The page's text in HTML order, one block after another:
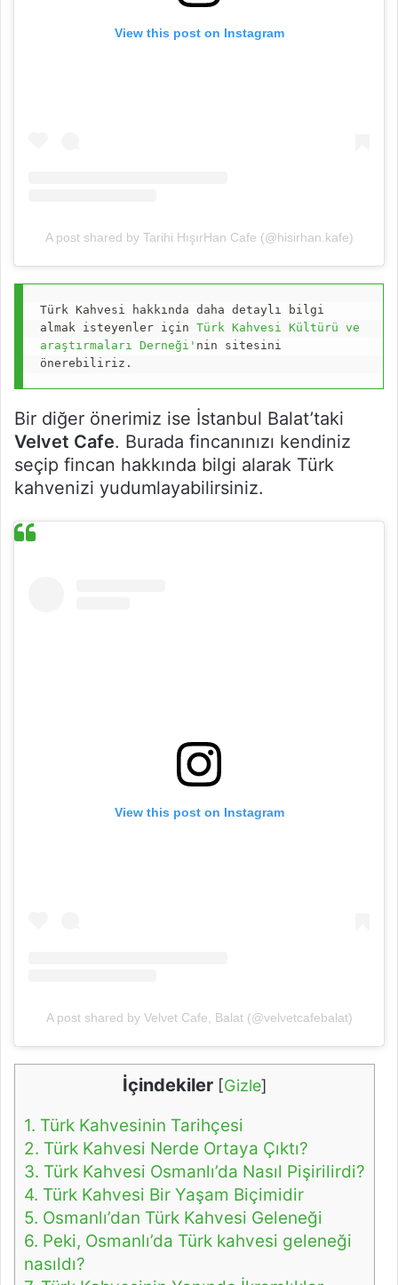
View this post on Instagram
A post shared by Tarihi HışırHan Cafe (@hisirhan.kafe)
Türk Kahvesi hakkında daha detaylı bilgi
almak isteyenler için Türk Kahvesi Kültürü ve
araştırmaları Derneği' nin sitesini
önerebiliriz.
Bir diğer önerimiz ise İstanbul Balat’taki
Velvet Cafe. Burada fincanınızı kendiniz
seçip fincan hakkında bilgi alarak Türk
kahvenizi yudumlayabilirsiniz.
View this post on Instagram
A post shared by Velvet Cafe, Balat (@velvetcafebalat)
İçindekiler [Gizle]
1. Türk Kahvesinin Tarihçesi
2. Türk Kahvesi Nerde Ortaya Çıktı?
3. Türk Kahvesi Osmanlı’da Nasıl Pişirilirdi?
4. Türk Kahvesi Bir Yaşam Biçimidir
5. Osmanlı’dan Türk Kahvesi Geleneği
6. Peki, Osmanlı’da Türk kahvesi geleneği
nasıldı?